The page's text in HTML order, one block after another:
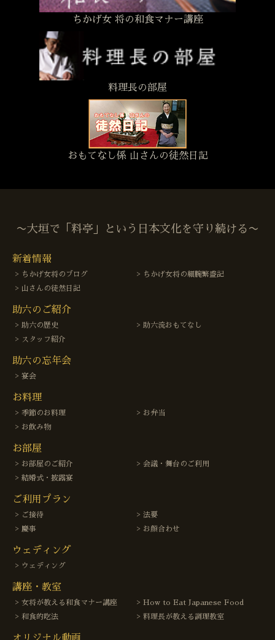
ちかげ女 将の和食マナー講座
料理長の部屋
おもてなし係 山さんの徒然日記
〜大垣で「料亭」という日本文化を守り続ける〜
新着情報
ちかげ女将のブログ
ちかげ女将の細腕繁盛記
山さんの徒然日記
助六のご紹介
助六の歴史
助六流おもてなし
スタッフ紹介
助六の忘年会
宴会
お料理
季節のお料理
お弁当
お飲み物
お部屋
お部屋のご紹介
会議・舞台のご利用
結婚式・披露宴
ご利用プラン
ご接待
法要
慶事
お顔合わせ
ウェディング
ウェディング
講座・教室
女将が教える和食マナー講座
How to Eat Japanese Food
和食的吃法
料理長が教える調理教室
オリジナル動画